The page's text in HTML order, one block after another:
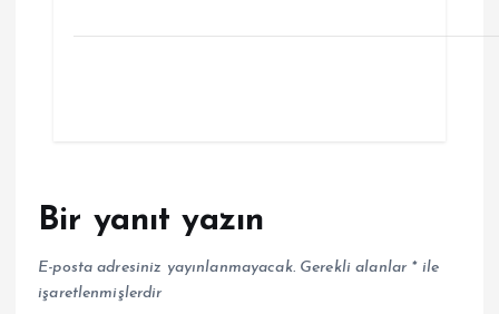
Bir yanıt yazın
E-posta adresiniz yayınlanmayacak. Gerekli alanlar *ile
işaretlenmişlerdir